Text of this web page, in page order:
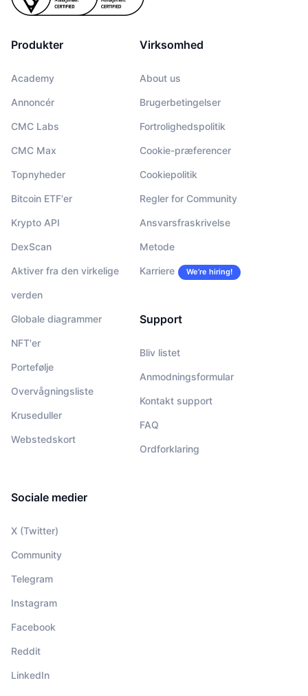
Produkter
Academy
Annoncér
CMC Labs
CMC Max
Topnyheder
Bitcoin ETF'er
Krypto API
DexScan
Aktiver fra den virkelige
verden
Globale diagrammer
NFT'er
Portefølje
Overvågningsliste
Kruseduller
Webstedskort
Virksomhed
About us
Brugerbetingelser
Fortrolighedspolitik
Cookie-præferencer
Cookiepolitik
Regler for Community
Ansvarsfraskrivelse
Metode
Karriere We’re hiring!
Support
Bliv listet
Anmodningsformular
Kontakt support
FAQ
Ordforklaring
Sociale medier
X (Twitter)
Community
Telegram
Instagram
Facebook
Reddit
LinkedIn